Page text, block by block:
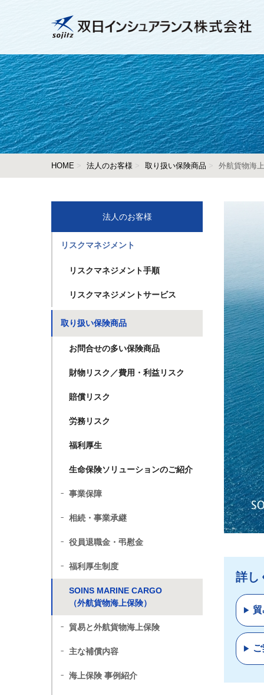
HOME 法人のお客様 取り扱い保険商品 外航貨物海
詳し
法人のお客様
リスクマネジメント
リスクマネジメント手順
リスクマネジメントサービス
取り扱い保険商品
お問合せの多い保険商品
財物リスク／費用・利益リスク
賠償リスク
労務リスク
福利厚生
生命保険ソリューションのご紹介
事業保障
相続・事業承継
役員退職金・弔慰金
福利厚生制度
SOINS MARINE CARGO
（外航貨物海上保険）
貿易と外航貨物海上保険
主な補償内容
海上保険 事例紹介